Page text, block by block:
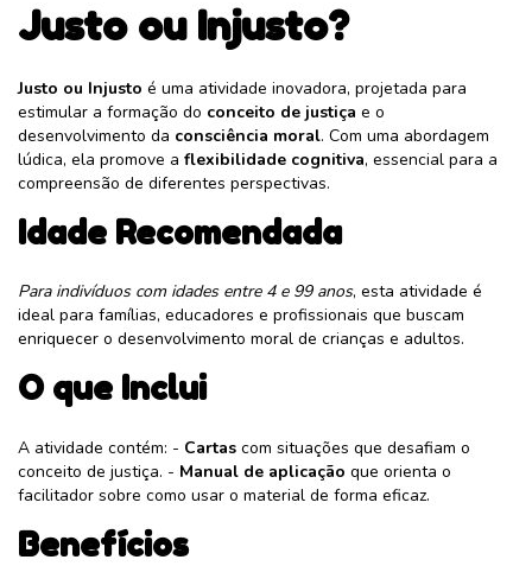
Justo ou Injusto?
Justo ou Injusto é uma atividade inovadora, projetada para
estimular a formação do conceito de justiça e o
desenvolvimento da consciência moral. Com uma abordagem
lúdica, ela promove a flexibilidade cognitiva, essencial para a
compreensão de diferentes perspectivas.
Idade Recomendada
Para indivíduos com idades entre 4 e 99 anos, esta atividade é
ideal para famílias, educadores e profissionais que buscam
enriquecer o desenvolvimento moral de crianças e adultos.
O que Inclui
A atividade contém: - Cartas com situações que desafiam o
conceito de justiça. - Manual de aplicação que orienta o
facilitador sobre como usar o material de forma eficaz.
Benefícios